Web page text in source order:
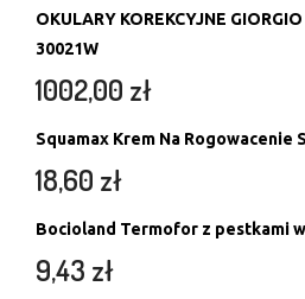
OKULARY KOREKCYJNE
30021W
1002,00 zł
Squamax Krem Na Rogowacenie
18,60 zł
Bocioland Termofor z pestkami
9,43 zł